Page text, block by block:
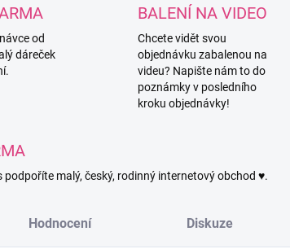
od
dáreček
BALENÍ NA VIDEO
Chcete vidět svou
objednávku zabalenou na
videu? Napište nám to do
poznámky v posledního
kroku objednávky!
podpoříte malý, český, rodinný internetový obchod ♥.
Hodnocení Diskuze